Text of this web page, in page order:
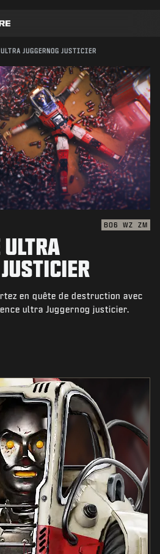
JUGGERNOG JUSTICIER
L'ACHAT
ANNULER
à jour, remplacer ou supprimer
moment.
BO6 WZ ZM
en quête de destruction avec
ultra Juggernog justicier.